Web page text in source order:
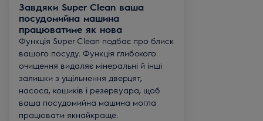
Завдяки Super Clean ваша
посудомийна машина
працюватиме як нова
Функція Super Clean подбає про блиск
вашого посуду. Функція глибокого
очищення видаляє мінеральні й інші
залишки з ущільнення дверцят,
насоса, кошиків і резервуара, щоб
ваша посудомийна машина могла
працювати якнайкраще.